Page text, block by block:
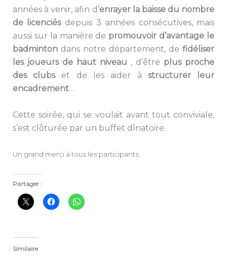
années à venir, afin d’enrayer la baisse du nombre
de licenciésdepuis 3 années consécutives, mais
aussi sur la manière de promouvoir d’avantage le
badmintondans notre département, defidéliser
les joueurs de haut niveau , d’être plus proche
des clubset de les aider àstructurer leur
encadrement…
Cette soirée, qui se voulait avant tout conviviale,
s’est clôturée par un buffet dînatoire.
Un grand merci à tous les participants.
Partager :
Similaire